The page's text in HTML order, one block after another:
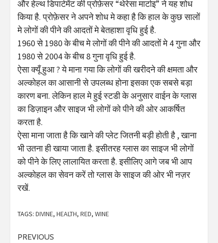
और हेल्थ डिपार्टमेंट की प्रोफ़ेसर “थेरेसा मार्टाइ” ने यह शोध
किया है. प्रोफ़ेसर ने अपने शोध मे कहा है कि हाल के कुछ सालों
मे लोगों की पीने की आदतों मे बेतहाशा वृधि हुई है.
1960 से 1980 के बीच मे लोगों की पीने की आदतों मे 4 गुना और
1980 से 2004 के बीच 8 गुना वृधि हुई है.
ऐसा क्यूँ हुआ ? ये माना गया कि लोगों की खरीदने की क्षमता और
अल्कोहल का आसानी से उपलब्ध होना इसका एक सबसे बड़ा
कारण बना. लेकिन हाल मे हुई स्टडी के अनुसार वाईन के ग्लास
का डिज़ाइन और साइज भी लोगों को पीने की ओर आकर्षित
करता है.
ऐसा माना जाता है कि खाने की प्लेट जितनी बड़ी होती है , खाना
भी उतना ही खाया जाता है. इसीतरह ग्लास का साइज भी लोगों
को पीने के लिए लालायित करता है. इसीलिए आगे जब भी आप
अल्कोहल का सेवन करें तो ग्लास के साइज की ओर भी नज़र
रखें.
TAGS: DIVINE, HEALTH, RED, WINE
Continue
PREVIOUS